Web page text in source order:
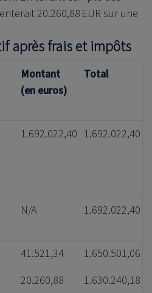
20.260,88 EUR sur une
après frais et impôts
Montant
(en euros)
Total
1.692.022,40 1.692.022,40
N/A 1.692.022,40
41.521,34 1.650.501,06
20.260,88 1.630.240,18